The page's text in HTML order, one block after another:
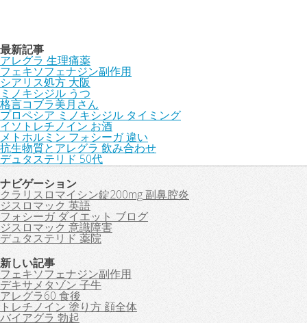
最新記事
アレグラ 生理痛薬
フェキソフェナジン副作用
シアリス処方 大阪
ミノキシジル うつ
格言コブラ美月さん
プロペシア ミノキシジル タイミング
イソトレチノイン お酒
メトホルミン フォシーガ 違い
抗生物質とアレグラ 飲み合わせ
デュタステリド 50代
ナビゲーション
クラリスロマイシン錠200mg 副鼻腔炎
ジスロマック 英語
フォシーガ ダイエット ブログ
ジスロマック 意識障害
デュタステリド 薬院
新しい記事
フェキソフェナジン副作用
デキサメタゾン 子牛
アレグラ60 食後
トレチノイン 塗り方 顔全体
バイアグラ 勃起